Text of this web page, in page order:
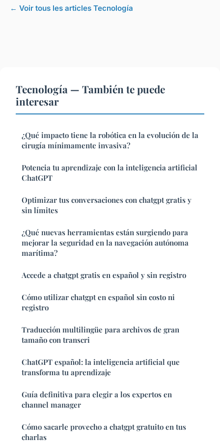
← Voir tous les articles Tecnología
Tecnología — También te puede
interesar
¿Qué impacto tiene la robótica en la evolución de la
cirugía mínimamente invasiva?
Potencia tu aprendizaje con la inteligencia artificial
ChatGPT
Optimizar tus conversaciones con chatgpt gratis y
sin límites
¿Qué nuevas herramientas están surgiendo para
mejorar la seguridad en la navegación autónoma
marítima?
Accede a chatgpt gratis en español y sin registro
Cómo utilizar chatgpt en español sin costo ni
registro
Traducción multilingüe para archivos de gran
tamaño con transcri
ChatGPT español: la inteligencia artificial que
transforma tu aprendizaje
Guía definitiva para elegir a los expertos en
channel manager
Cómo sacarle provecho a chatgpt gratuito en tus
charlas